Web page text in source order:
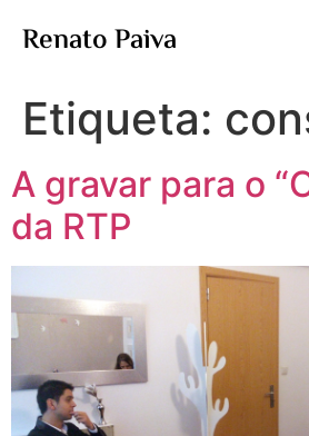
Renato Paiva
Etiqueta:
A gravar para o
da RTP